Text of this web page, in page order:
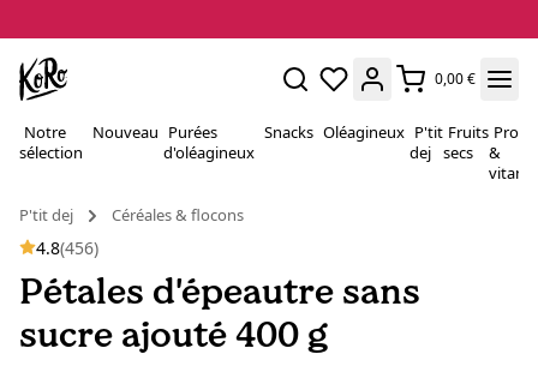
0,00 €
Notre
sélection
Nouveau Purées
d'oléagineux
Snacks Oléagineux P'tit
dej
Fruits
secs
&
P'tit dej
Céréales & flocons
4.8(456)
Pétales d'épeautre sans
sucre ajouté 400 g